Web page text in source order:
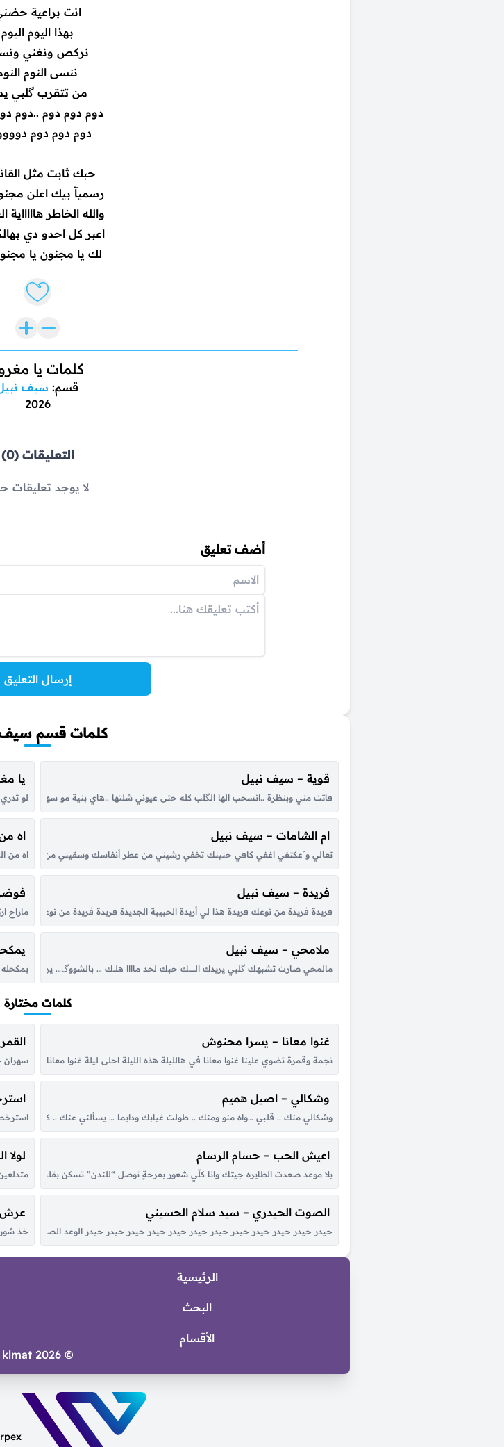
انت براعية
بهذا اليوم اليوم
نركص ونغني
ننسى النوم
من تتقرب گلبي
دوم دوم دوم ..دوم
دوم دوم دوم
حبك ثابت مثل
رسميآ بيك اعلن
والله الخاطر هاااااية
اعبر كل احدو دي
لك يا مجنون يا
lyrics
كلمات يا
قسم: سيف
2026
التعليقات (0)
لا يوجد تعليقات
أضف تعليق
إرسال التعليق
كلمات قسم سيف
قوية – سيف نبيل
فاتت مني وبنظرة ..انسحب الها الگلب كله حتى عيوني شلتها ..هاي بنية مو سهلة قوية …
يا
لو
ام الشامات – سيف نبيل
تعالي و َعكتفي اغفي كافي حنينك تخفي رشيني من عطر أنفاسك وسقيني من همسك رشفة
اه
اه من
فريدة – سيف نبيل
فريدة فريدة من نوعك فريدة هذا لي أريدة الحبيبة الجديدة فريدة فريدة من نوعكماراح
ملامحي – سيف نبيل
مالمحي صارت تشبهـك گلبي يريدك الـــــــــك حبك لحد ماااا هلـــك … بالشووگ…
كلمات مختارة
غنوا معانا – يسرا محنوش
نجمة وقمرة تضوي علينا غنوا معانا في هالليلة هذه الليلة احلى ليلة غنوا معانا هالليلةسهران
وشكالي – اصيل هميم
وشكالي منك .. قلبي …واه منو ومنك .. طولت غيابك ودايما … يسألني عنك .. كان
اعيش الحب – حسام الرسام
بلا موعد صعدت الطايره جيتك وانا كلّي شعور بفرحةٍ توصل “للندن” تسكن بقلبك
لولا
الصوت الحيدري – سيد سلام الحسيني
حيدر حيدر حيدر حيدر حيدر حيدر حيدر حيدر حيدر حيدر حيدر حيدر الوعد الصادق علي
عرش
خذ
الرئيسية
البحث
الأقسام
© 2026 klmat